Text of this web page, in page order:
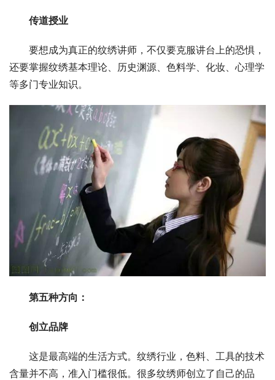
传道授业
要想成为真正的纹绣讲师，不仅要克服讲台上的恐惧，
还要掌握纹绣基本理论、历史渊源、色料学、化妆、心理学
等多门专业知识。
第五种方向：
创立品牌
这是最高端的生活方式。纹绣行业，色料、工具的技术
含量并不高，准入门槛很低。很多纹绣师创立了自己的品